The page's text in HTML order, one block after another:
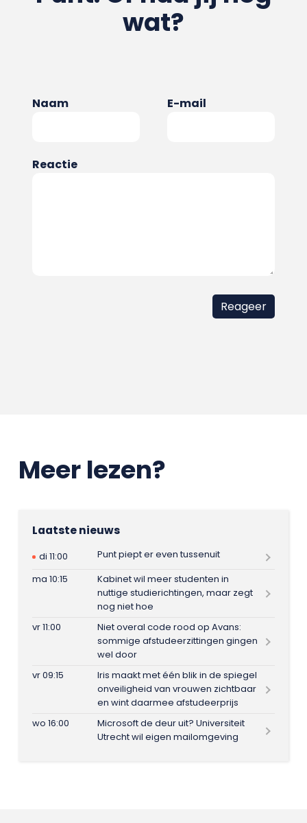
wat?
Naam E-mail
Reactie
Meer lezen?
Laatste nieuws
di 11:00
Punt piept er even tussenuit
ma 10:15
Kabinet wil meer studenten in
nuttige studierichtingen, maar zegt
nog niet hoe
vr 11:00
Niet overal code rood op Avans:
sommige afstudeerzittingen gingen
wel door
vr 09:15
Iris maakt met één blik in de spiegel
onveiligheid van vrouwen zichtbaar
en wint daarmee afstudeerprijs
wo 16:00
Microsoft de deur uit? Universiteit
Utrecht wil eigen mailomgeving